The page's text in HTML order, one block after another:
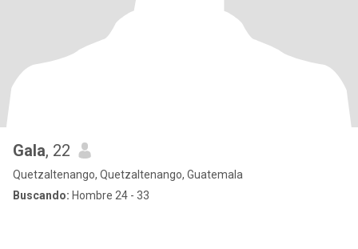
Gala, 22
Quetzaltenango, Quetzaltenango, Guatemala
Buscando: Hombre 24 - 33